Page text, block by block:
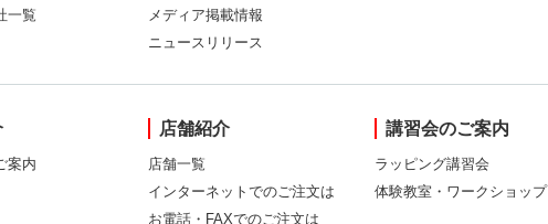
一覧
メディア掲載情報
ニュースリリース
案内
店舗紹介
店舗一覧
インターネットでのご注文は
お電話・FAXでのご注文は
講習会のご案内
ラッピング講習会
体験教室・ワークショップ